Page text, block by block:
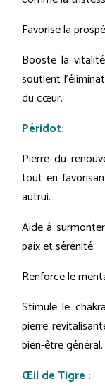
Favorise la
Booste la
soutient
du cœur.
Péridot:
Pierre du
tout en
autrui.
Aide à
paix et sérénité.
Renforce le
Stimule le
pierre
bien-être général.
Œil de Tigre :